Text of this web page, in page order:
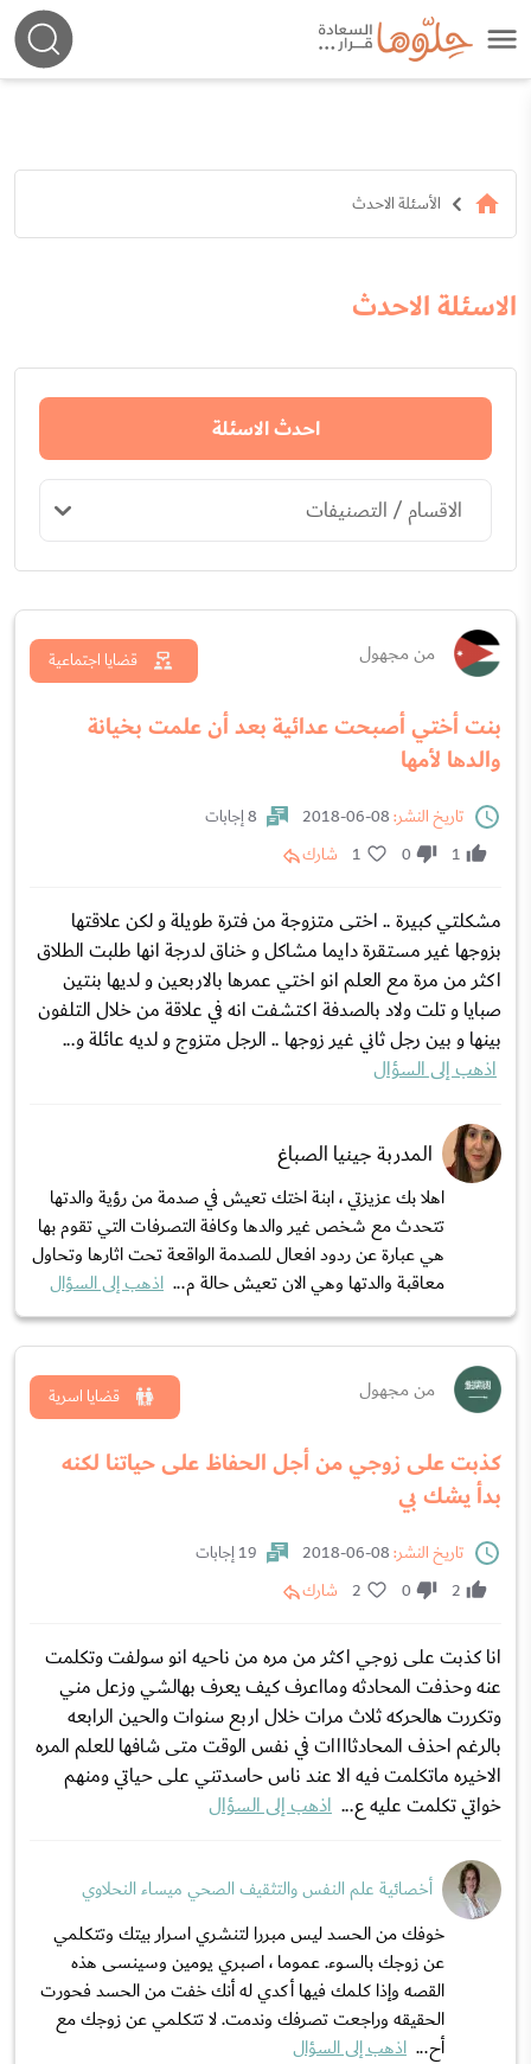
الأسئلة الاحدث
الاسئلة الاحدث
احدث الاسئلة
الاقسام / التصنيفات
من مجهول
بنت أختي أصبحت عدائية بعد أن علمت بخيانة
والدها لأمها
قضايا اجتماعية
تاريخ النشر:
8 إجابات
1
0
1 شارك
مشكلتي كبيرة .. اختى متزوجة من فترة طويلة و لكن علاقتها
بزوجها غير مستقرة دايما مشاكل و خناق لدرجة انها طلبت الطلاق
اكثر من مرة مع العلم انو اختي عمرها بالاربعين و لديها بنتين
صبايا و تلت ولاد بالصدفة اكتشفت انه في علاقة من خلال التلفون
بينها و بين رجل ثاني غير زوجها .. الرجل متزوج و لديه عائلة و...
اذهب إلى السؤال
المدربة جينيا الصباغ
اهلا بك عزيزتي ، ابنة اختك تعيش في صدمة من رؤية والدتها
تتحدث مع شخص غير والدها وكافة التصرفات التي تقوم بها
هي عبارة عن ردود افعال للصدمة الواقعة تحت اثارها وتحاول
معاقبة والدتها وهي الان تعيش حالة م... اذهب إلى السؤال
من مجهول
كذبت على زوجي من أجل الحفاظ على حياتنا لكنه
بدأ يشك بي
قضايا اسرية
تاريخ النشر:
19 إجابات
2
0
2 شارك
انا كذبت على زوجي اكثر من مره من ناحيه انو سولفت وتكلمت
عنه وحذفت المحادثه ومااعرف كيف يعرف بهالشي وزعل مني
وتكررت هالحركه ثلاث مرات خلال اربع سنوات والحين الرابعه
بالرغم احذف المحادثاااات في نفس الوقت متى شافها للعلم المره
الاخيره ماتكلمت فيه الا عند ناس حاسدتني على حياتي ومنهم
خواتي تكلمت عليه ع... اذهب إلى السؤال
أخصائية علم النفس والتثقيف الصحي ميساء النحلاوي
خوفك من الحسد ليس مبررا لتنشري اسرار بيتك وتتكلمي
عن زوجك بالسوء. عموما ، اصبري يومين وسينسى هذه
القصه وإذا كلمك فيها أكدي له أنك خفت من الحسد فحورت
الحقيقه وراجعت تصرفك وندمت. لا تتكلمي عن زوجك مع
أح... اذهب إلى السؤال